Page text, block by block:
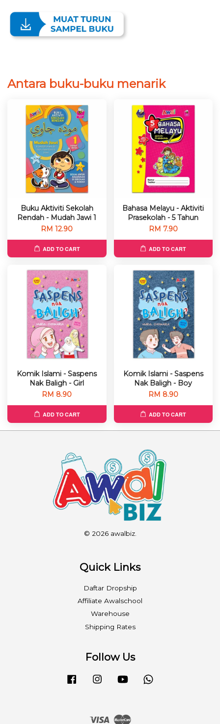
Antara buku-buku menarik
Buku Aktiviti Sekolah
Rendah - Mudah Jawi 1
RM 12.90
ADD TO CART
Bahasa Melayu - Aktiviti
Prasekolah - 5 Tahun
RM 7.90
ADD TO CART
Komik Islami - Saspens
Nak Baligh - Girl
RM 8.90
ADD TO CART
Komik Islami - Saspens
Nak Baligh - Boy
RM 8.90
ADD TO CART
© 2026 awalbiz.
Quick Links
Daftar Dropship
Affiliate Awalschool
Warehouse
Shipping Rates
Follow Us
FacebookInstagramYouTube
Visa Master